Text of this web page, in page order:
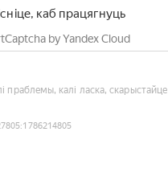
каб працягнуць
by Yandex Cloud
праблемы, калі ласка, скарыстайце
:1786214805